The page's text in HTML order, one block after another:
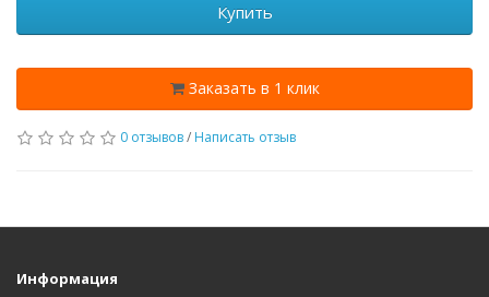
Купить
Заказать в 1 клик
0 отзывов/ Написать отзыв
Информация